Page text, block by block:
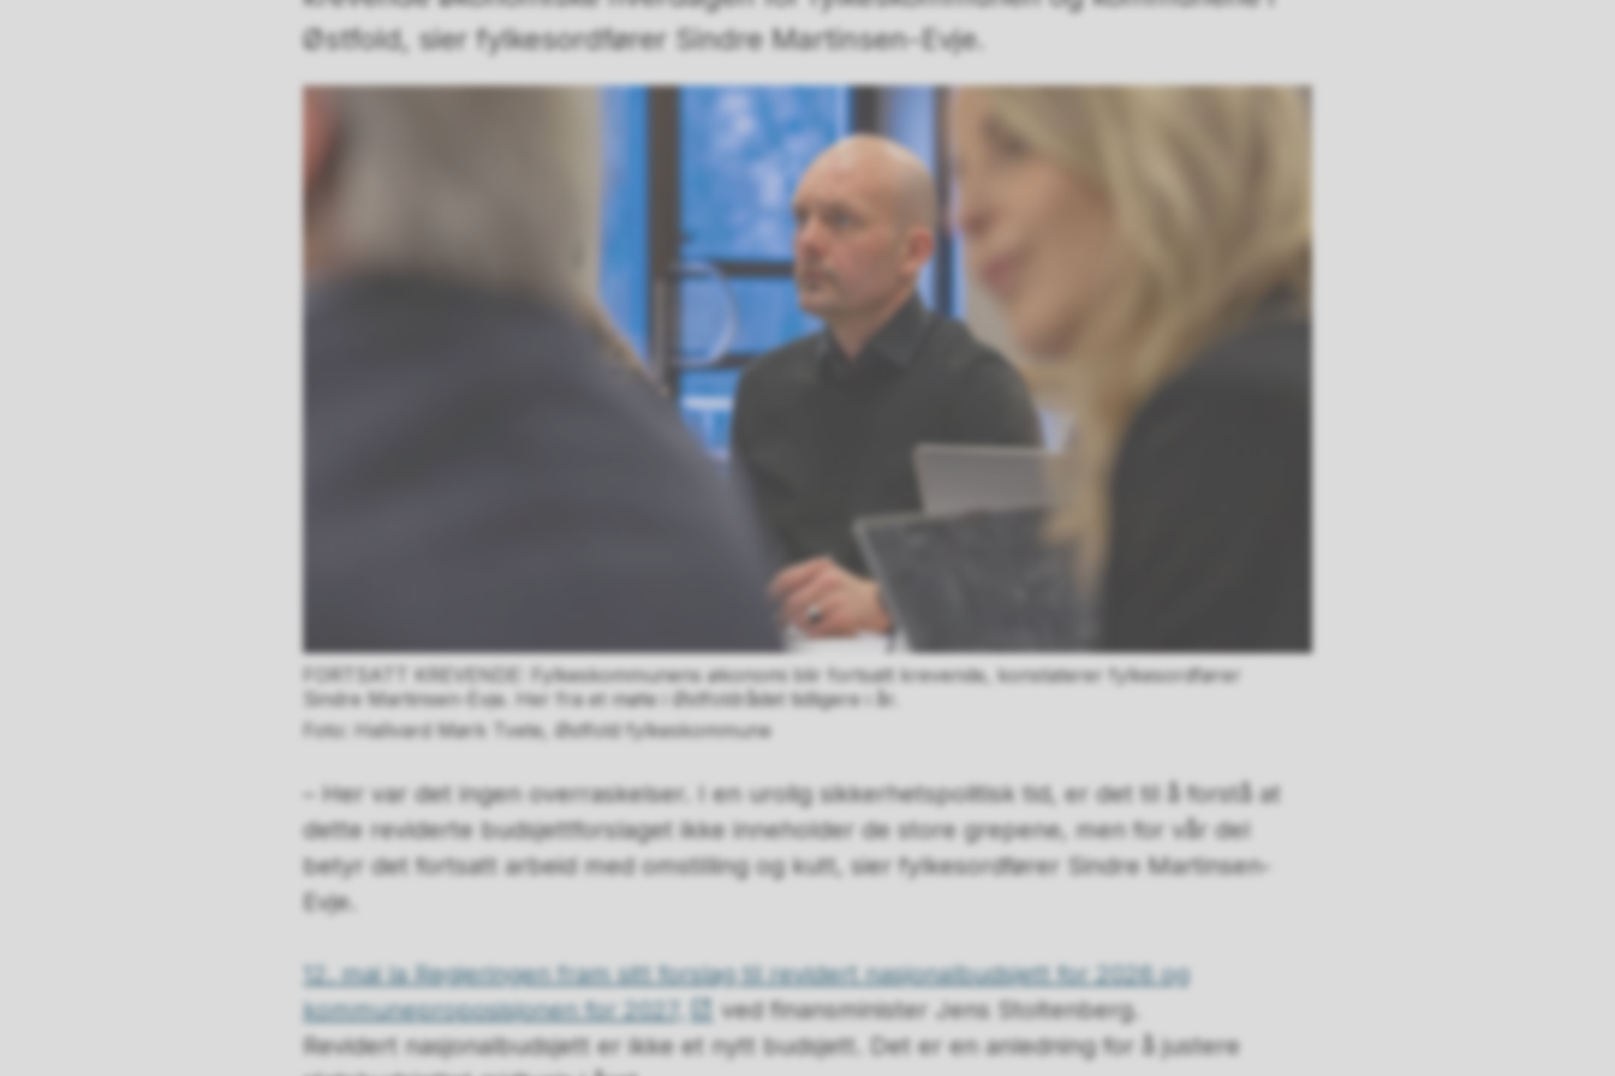
Østfold, sier fylkesordfører Sindre Martinsen-Evje.
FORTSATT KREVENDE: Fylkeskommunens økonomi blir fortsatt krevende, konstaterer fylkesordfører
Sindre Martinsen-Evje. Her fra et møte i Østfoldrådet tidligere i år.
Hallvard Mørk Tvete, Østfold fylkeskommune
– Her var det ingen overraskelser. I en urolig sikkerhetspolitisk tid, er det til å forstå at
dette reviderte budsjettforslaget ikke inneholder de store grepene, men for vår del
betyr det fortsatt arbeid med omstilling og kutt, sier fylkesordfører Sindre Martinsen-
Evje.
12. mai la Regjeringen fram sitt forslag til revidert nasjonalbudsjett for 2026 og
kommuneproposisjonen for 2027,
ved finansminister Jens Stoltenberg.
Revidert nasjonalbudsjett er ikke et nytt budsjett. Det er en anledning for å justere